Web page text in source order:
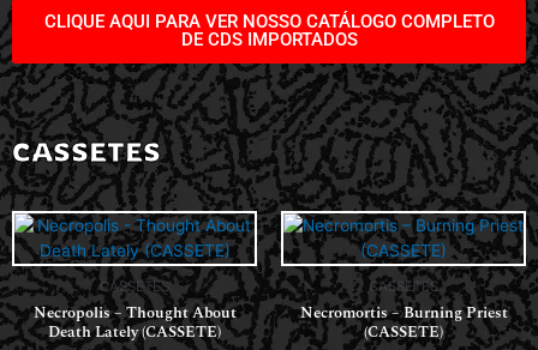
CLIQUE AQUI PARA VER NOSSO CATÁLOGO COMPLETO
DE CDS IMPORTADOS
CASSETES
CASSETES
Necropolis – Thought About
Death Lately (CASSETE)
CASSETES
Necromortis – Burning Priest
(CASSETE)